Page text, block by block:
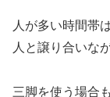
人が多い時間帯
人と譲り合いな
三脚を使う場合